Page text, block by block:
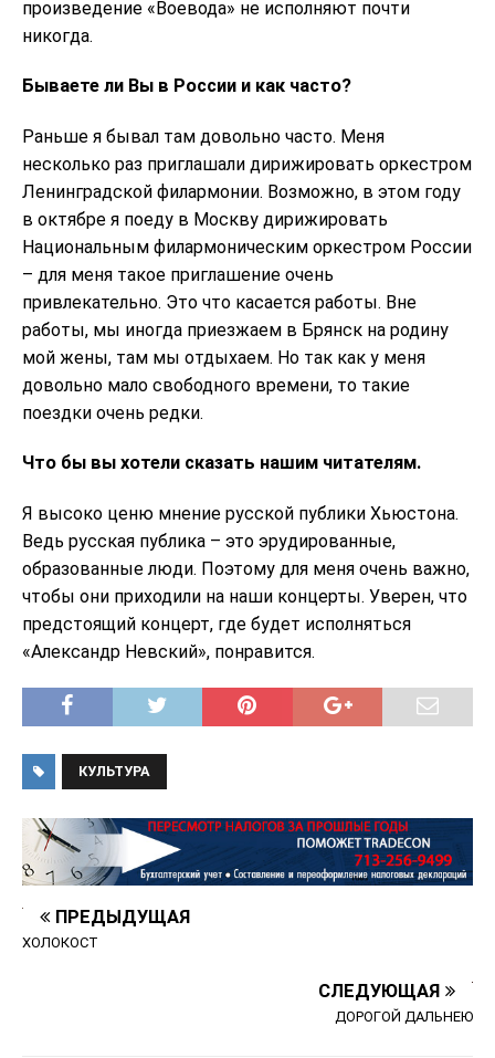
произведение «Воевода» не исполняют почти
никогда.
Бываете ли Вы в России и как часто?
Раньше я бывал там довольно часто. Меня
несколько раз приглашали дирижировать оркестром
Ленинградской филармонии. Возможно, в этом году
в октябре я поеду в Москву дирижировать
Национальным филармоническим оркестром России
– для меня такое приглашение очень
привлекательно. Это что касается работы. Вне
работы, мы иногда приезжаем в Брянск на родину
мой жены, там мы отдыхаем. Но так как у меня
довольно мало свободного времени, то такие
поездки очень редки.
Что бы вы хотели сказать нашим читателям.
Я высоко ценю мнение русской публики Хьюстона.
Ведь русская публика – это эрудированные,
образованные люди. Поэтому для меня очень важно,
чтобы они приходили на наши концерты. Уверен, что
предстоящий концерт, где будет исполняться
«Александр Невский», понравится.
КУЛЬТУРА
ПРЕДЫДУЩАЯ
ХОЛОКОСТ
СЛЕДУЮЩАЯ
ДОРОГОЙ ДАЛЬНЕЮ